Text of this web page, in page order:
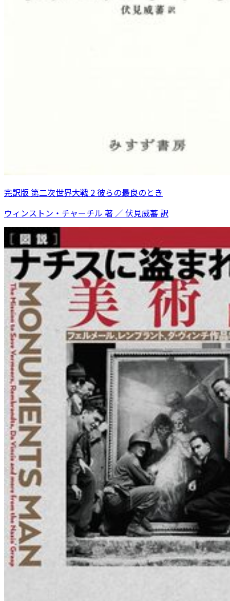
完訳版 第二次世界大戦 2 彼らの最良のとき
ウィンストン・チャーチル 著 ／ 伏見威蕃 訳